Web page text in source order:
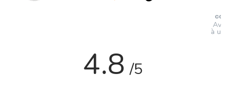
à
4.8 /5